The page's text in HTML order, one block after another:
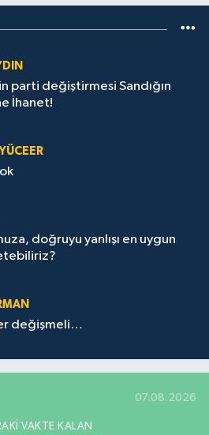
parti değiştirmesi Sandığın
İhanet!
doğruyu yanlışı en uygun
değişmeli…
07.08.2026
VAKTE KALAN